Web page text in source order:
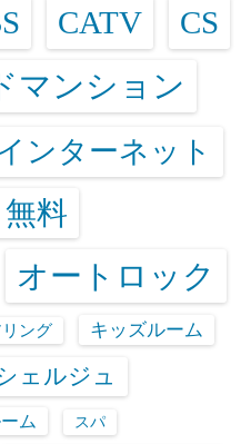
CATV CS
マンション
ンターネット
料
オートロック
ング キッズルーム
ェルジュ
ム スパ